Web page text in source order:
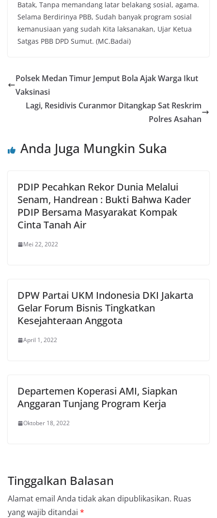
Batak, Tanpa memandang latar belakang sosial, agama.
Selama Berdirinya PBB, Sudah banyak program sosial
kemanusiaan yang sudah Kita laksanakan, Ujar Ketua
Satgas PBB DPD Sumut. (MC.Badai)
Polsek Medan Timur Jemput Bola Ajak Warga Ikut
Vaksinasi
Lagi, Residivis Curanmor Ditangkap Sat Reskrim
Polres Asahan
Anda Juga Mungkin Suka
PDIP Pecahkan Rekor Dunia Melalui
Senam, Handrean : Bukti Bahwa Kader
PDIP Bersama Masyarakat Kompak
Cinta Tanah Air
Mei 22, 2022
DPW Partai UKM Indonesia DKI Jakarta
Gelar Forum Bisnis Tingkatkan
Kesejahteraan Anggota
April 1, 2022
Departemen Koperasi AMI, Siapkan
Anggaran Tunjang Program Kerja
Oktober 18, 2022
Tinggalkan Balasan
Alamat email Anda tidak akan dipublikasikan. Ruas
yang wajib ditandai *